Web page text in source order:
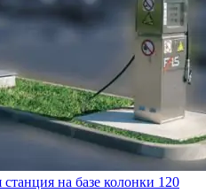
на базе колонки 120